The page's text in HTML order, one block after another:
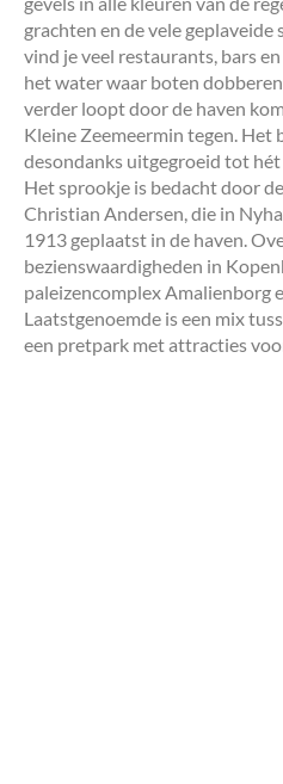
grachten en de vele
vind je veel restaurants, bars
het water waar boten
verder loopt door de haven
Kleine Zeemeermin tegen. Het
desondanks uitgegroeid tot
Het sprookje is bedacht door
Christian Andersen, die in
1913 geplaatst in de haven.
bezienswaardigheden in
paleizencomplex Amalienborg
Laatstgenoemde is een mix
een pretpark met attracties